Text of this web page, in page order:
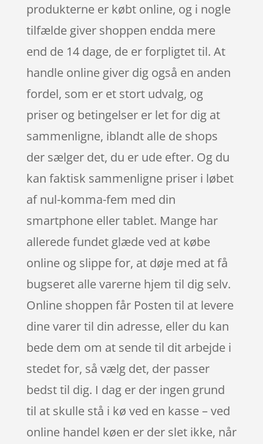
produkterne er købt online, og i nogle
tilfælde giver shoppen endda mere
end de 14 dage, de er forpligtet til. At
handle online giver dig også en anden
fordel, som er et stort udvalg, og
priser og betingelser er let for dig at
sammenligne, iblandt alle de shops
der sælger det, du er ude efter. Og du
kan faktisk sammenligne priser i løbet
af nul-komma-fem med din
smartphone eller tablet. Mange har
allerede fundet glæde ved at købe
online og slippe for, at døje med at få
bugseret alle varerne hjem til dig selv.
Online shoppen får Posten til at levere
dine varer til din adresse, eller du kan
bede dem om at sende til dit arbejde i
stedet for, så vælg det, der passer
bedst til dig. I dag er der ingen grund
til at skulle stå i kø ved en kasse – ved
online handel køen er der slet ikke, når